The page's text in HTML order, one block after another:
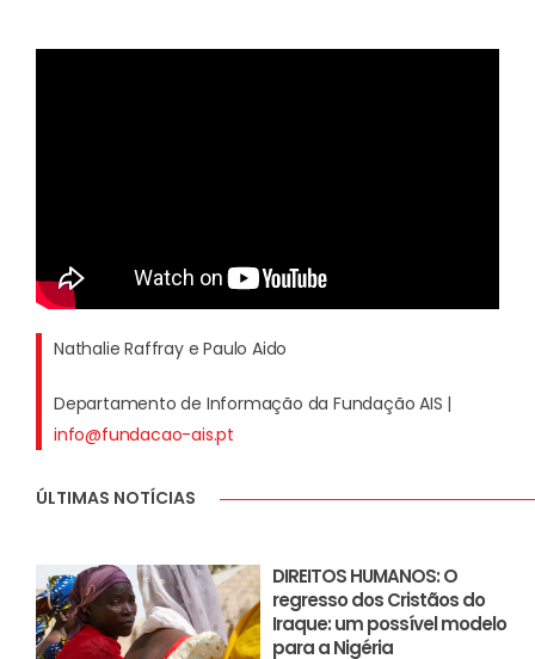
Nathalie Raffray e Paulo Aido
Departamento de Informação da Fundação AIS |
info@fundacao-ais.pt
ÚLTIMAS NOTÍCIAS
DIREITOS HUMANOS: O
regresso dos Cristãos do
Iraque: um possível modelo
para a Nigéria